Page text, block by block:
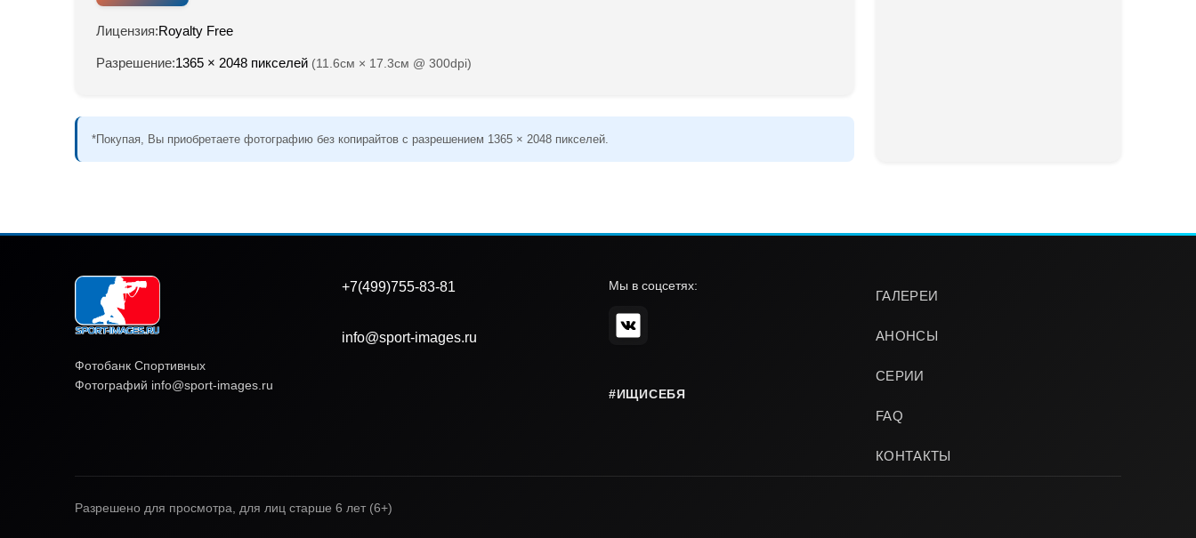
Лицензия:Royalty Free
Разрешение:1365 × 2048 пикселей (11.6см × 17.3см @ 300dpi)
*Покупая, Вы приобретаете фотографию без копирайтов с разрешением 1365 × 2048 пикселей.
Фотобанк Спортивных
Фотографий info@sport-images.ru
ГАЛЕРЕИ
АНОНСЫ
СЕРИИ
FAQ
КОНТАКТЫ
+7(499)755-83-81
info@sport-images.ru
Мы в соцсетях:
#ИЩИСЕБЯ
Разрешено для просмотра, для лиц старше 6 лет (6+)